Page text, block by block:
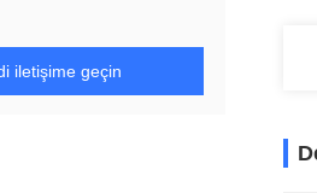
iletişime geçin